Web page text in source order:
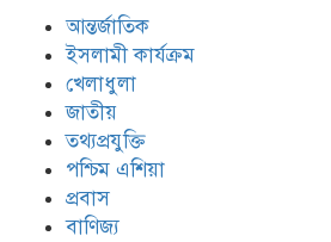
আন্তর্জাতিক
ইসলামী কার্যক্রম
খেলাধুলা
জাতীয়
তথ্যপ্রযুক্তি
পশ্চিম এশিয়া
প্রবাস
বাণিজ্য